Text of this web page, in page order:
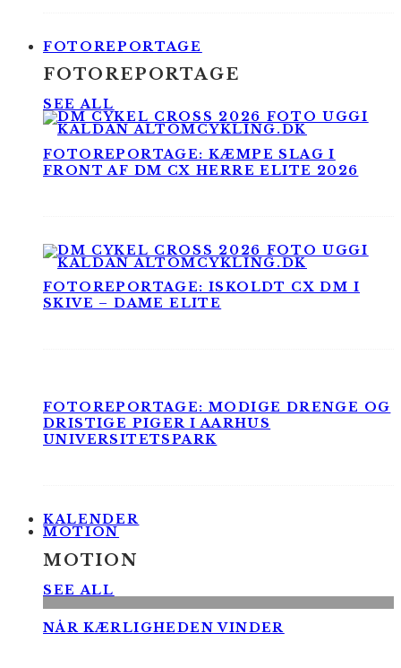
FOTOREPORTAGE
FOTOREPORTAGE
SEE ALL
FOTOREPORTAGE: KÆMPE SLAG I
FRONT AF DM CX HERRE ELITE 2026
FOTOREPORTAGE: ISKOLDT CX DM I
SKIVE – DAME ELITE
FOTOREPORTAGE: MODIGE DRENGE OG
DRISTIGE PIGER I AARHUS
UNIVERSITETSPARK
KALENDER
MOTION
MOTION
SEE ALL
NÅR KÆRLIGHEDEN VINDER